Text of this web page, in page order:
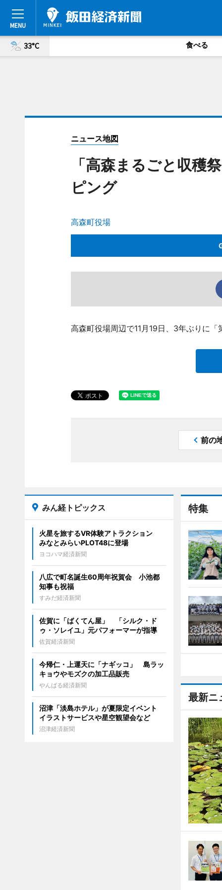
33°C 食べる
ニュース地図
「高森まるごと収穫
ピング
高森町役場
高森町役場周辺で11月19日、3年ぶりに
前の
特集
最新ニ
みん経トピックス
火星を旅するVR体験アトラクション
みなとみらいPLOT48に登場
ヨコハマ経済新聞
八広で町名誕生60周年祝賀会 小池都
知事も祝福
すみだ経済新聞
佐賀に「ばくてん屋」 「シルク・ド
ゥ・ソレイユ」元パフォーマーが指導
佐賀経済新聞
今帰仁・上運天に「ナギッコ」 島ラッ
キョウやモズクの加工品販売
やんばる経済新聞
沼津「淡島ホテル」が夏限定イベント
イラストサービスや星空観望会など
沼津経済新聞